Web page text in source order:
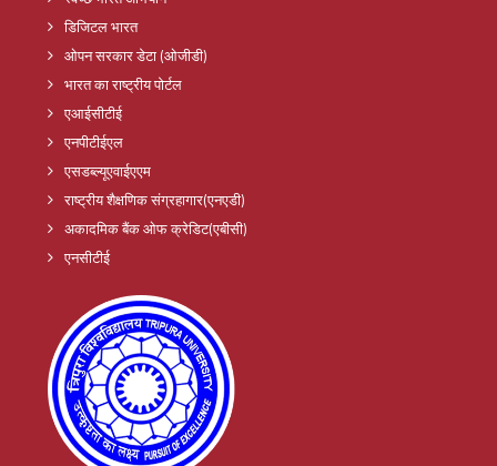
डिजिटल भारत
ओपन सरकार डेटा (ओजीडी)
भारत का राष्ट्रीय पोर्टल
एआईसीटीई
एनपीटीईएल
एसडब्ल्यूएवाईएएम
राष्ट्रीय शैक्षणिक संग्रहागार(एनएडी)
अकादमिक बैंक ओफ क्रेडिट(एबीसी)
एनसीटीई